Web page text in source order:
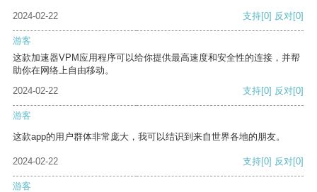
2024-02-22 支持[0] 反对[0]
游客
这款加速器VPM应用程序可以给你提供最高速度和安全性的连接，并帮
助你在网络上自由移动。
2024-02-22
支持[0] 反对[0]
游客
这款app的用户群体非常庞大，我可以结识到来自世界各地的朋友。
2024-02-22 支持[0] 反对[0]
游客